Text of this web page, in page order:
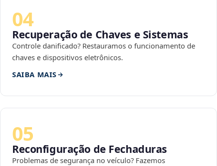
04
Recuperação de Chaves e Sistemas
Controle danificado? Restauramos o funcionamento de
chaves e dispositivos eletrônicos.
SAIBA MAIS
05
Reconfiguração de Fechaduras
Problemas de segurança no veículo? Fazemos